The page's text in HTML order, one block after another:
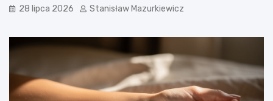
28 lipca 2026 Stanisław Mazurkiewicz